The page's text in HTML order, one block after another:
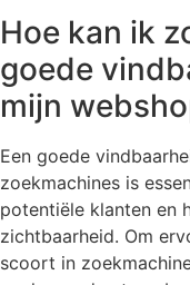
Hoe kan ik
goede
mijn
Een goede
zoekmachines is
potentiële klanten en
zichtbaarheid. Om
scoort in